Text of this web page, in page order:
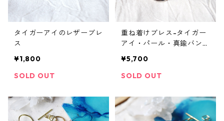
タイガーアイのレザーブレ
ス
¥1,800
SOLD OUT
重ね着けブレス-タイガー
アイ・パール・真鍮バング
¥5,700
SOLD OUT